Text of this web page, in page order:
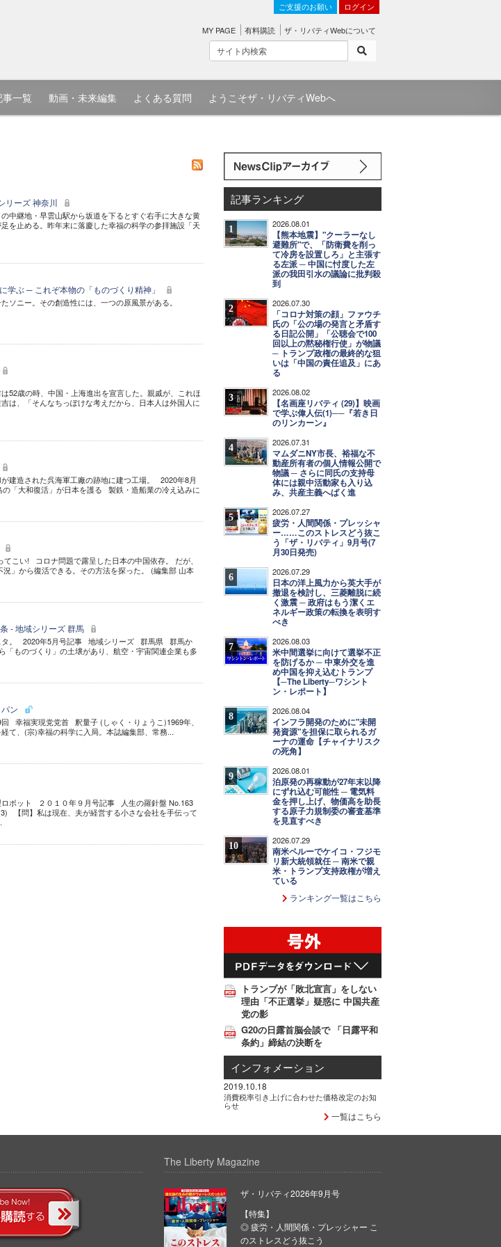
ご支援のお願い ログイン
MY PAGE 有料購読 ザ・リバティWebについて
事一覧 動画・未来編集 よくある質問 ようこそザ・リバティWebへ
リーズ 神奈川
中継地・早雲山駅から坂道を下るとすぐ右手に大きな黄
を止める。昨年末に落慶した幸福の科学の参拝施設「天
学ぶ ─ これぞ本物の「ものづくり精神」
ソニー。その創造性には、一つの原風景がある。
52歳の時、中国・上海進出を宣言した。親戚が、これほ
は、「そんなちっぽけな考えだから、日本人は外国人に
建造された呉海軍工廠の跡地に建つ工場。 2020年8月
「大和復活」が日本を護る 製鉄・造船業の冷え込みに
こい! コロナ問題で露呈した日本の中国依存。 だが、
」から復活できる。その方法を探った。 (編集部 山本
- 地域シリーズ 群馬
タ。 2020年5月号記事 地域シリーズ 群馬県 群馬か
ものづくり」の土壌があり、航空・宇宙関連企業も多
ン
幸福実現党党首 釈量子 (しゃく・りょうこ)1969年、
て、(宗)幸福の科学に入局。本誌編集部、常務...
ロボット ２０１０年９月号記事 人生の羅針盤 No.163
【問】私は現在、夫が経営する小さな会社を手伝って
記事ランキング
1 2026.08.01
【熊本地震】"クーラーなし
避難所"で、「防衛費を削っ
て冷房を設置しろ」と主張す
る左派 ─ 中国に忖度した左
派の我田引水の議論に批判殺
到
2 2026.07.30
「コロナ対策の顔」ファウチ
氏の「公の場の発言と矛盾す
る日記公開」「公聴会で100
回以上の黙秘権行使」が物議
─ トランプ政権の最終的な狙
いは「中国の責任追及」にあ
る
3 2026.08.02
【名画座リバティ (29)】映画
で学ぶ偉人伝(1)──『若き日
のリンカーン』
4 2026.07.31
マムダニNY市長、裕福な不
動産所有者の個人情報公開で
物議 ─ さらに同氏の支持母
体には親中活動家も入り込
み、共産主義へばく進
5 2026.07.27
疲労・人間関係・プレッシャ
ー……このストレスどう抜こ
う「ザ・リバティ」9月号(7
月30日発売)
6 2026.07.29
日本の洋上風力から英大手が
撤退を検討し、三菱離脱に続
く激震 ─ 政府はもう潔くエ
ネルギー政策の転換を表明す
べき
7 2026.08.03
米中間選挙に向けて選挙不正
を防げるか ─ 中東外交を進
め中国を抑え込むトランプ
【─The Liberty─ワシント
ン・レポート】
8 2026.08.04
インフラ開発のために"未開
発資源"を担保に取られるガ
ーナの運命【チャイナリスク
の死角】
9 2026.08.01
泊原発の再稼動が27年末以降
にずれ込む可能性 ─ 電気料
金を押し上げ、物価高を助長
する原子力規制委の審査基準
を見直すべき
10 2026.07.29
南米ペルーでケイコ・フジモ
リ新大統領就任 ─ 南米で親
米・トランプ支持政権が増え
ている
ランキング一覧はこちら
トランプが「敗北宣言」をしない
理由「不正選挙」疑惑に 中国共産
党の影
G20の日露首脳会談で 「日露平和
条約」締結の決断を
インフォメーション
2019.10.18
消費税率引き上げに合わせた価格改定のお知
らせ
一覧はこちら
The Liberty Magazine
ザ・リバティ2026年9月号
【特集】
◎ 疲労・人間関係・プレッシャー こ
のストレスどう抜こう